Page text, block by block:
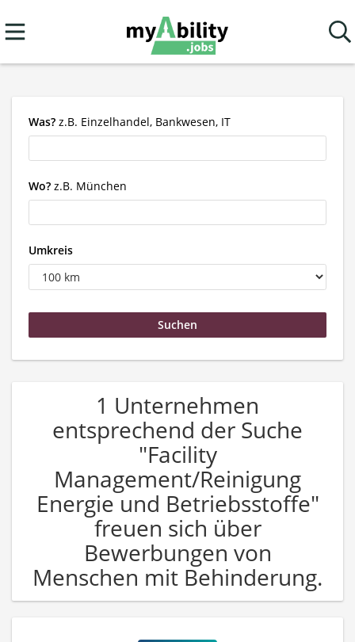
Was? z.B. Einzelhandel, Bankwesen, IT
Wo? z.B. München
Umkreis
1 Unternehmen
entsprechend der Suche
"Facility
Management/Reinigung
Energie und Betriebsstoffe"
freuen sich über
Bewerbungen von
Menschen mit Behinderung.